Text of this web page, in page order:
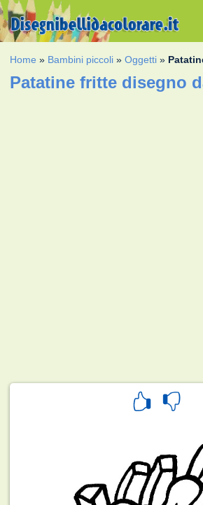
Home » Bambini piccoli »Oggetti »
Patatine fritte disegno